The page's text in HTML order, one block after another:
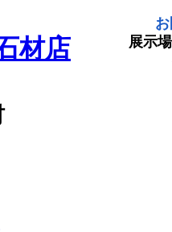
展示